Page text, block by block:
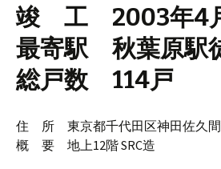
竣 工 2003年4
最寄駅 秋葉原駅
総戸数 114戸
住 所 東京都千代田区神田佐久間
概 要 地上12階 SRC造